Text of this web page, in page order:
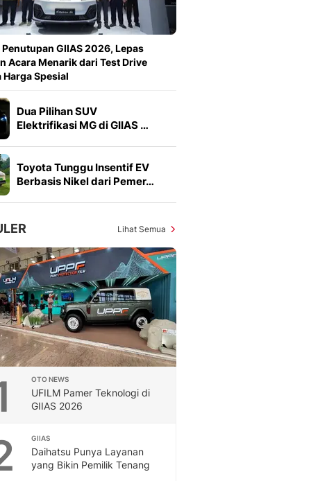
GIIAS 2026, Lepas
Acara Menarik dari Test Drive
Spesial
Dua Pilihan SUV
Elektrifikasi MG di GIIAS …
Toyota Tunggu Insentif EV
Berbasis Nikel dari Pemer…
Lihat Semua
OTO NEWS
UFILM Pamer Teknologi di
GIIAS 2026
GIIAS
Daihatsu Punya Layanan
yang Bikin Pemilik Tenang